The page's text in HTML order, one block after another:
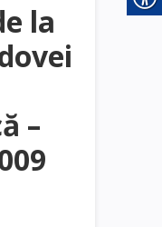
la
–